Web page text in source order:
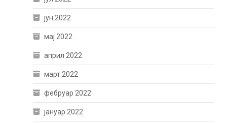
јун 2022
мај 2022
април 2022
март 2022
фебруар 2022
јануар 2022